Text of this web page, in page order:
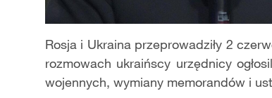
Rosja i Ukraina przeprowadziły 2
rozmowach ukraińscy urzędnicyogłosi
wojennych, wymiany memorandów i